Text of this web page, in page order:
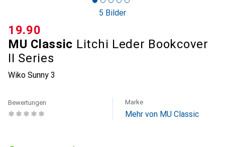
5 Bilder
MU Classic Litchi Leder Bookcover
II Series
Wiko Sunny 3
CHF
19.90
Bewertungen Marke
Mehr von MU Classic